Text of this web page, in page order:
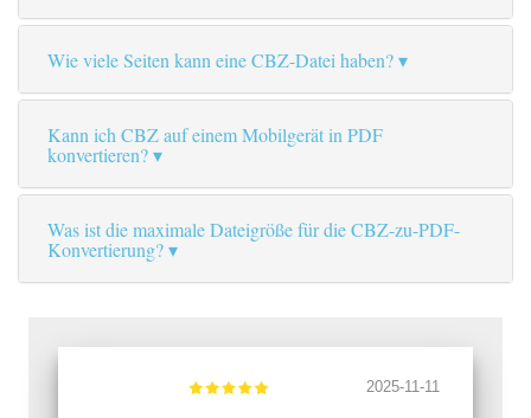
Wie viele Seiten kann eine CBZ-Datei haben?
Kann ich CBZ auf einem Mobilgerät in PDF
konvertieren?
Was ist die maximale Dateigröße für die CBZ-zu-PDF-
Konvertierung?
2025-11-11